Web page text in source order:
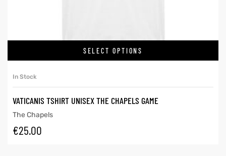
SELECT OPTIONS
In Stock
VATICANIS TSHIRT UNISEX THE CHAPELS GAME
The Chapels
€25.00